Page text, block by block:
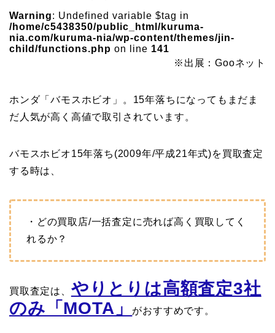
Warning: Undefined variable $tag in
/home/c5438350/public_html/kuruma-
nia.com/kuruma-nia/wp-content/themes/jin-
child/functions.php on line 141
※出展：Gooネット
ホンダ「バモスホビオ」。15年落ちになってもまだま
だ人気が高く高値で取引されています。
バモスホビオ15年落ち(2009年/平成21年式)を買取査定
する時は、
・どの買取店/一括査定に売れば高く買取してく
れるか？
買取査定は、 やりとりは高額査定3社
のみ「MOTA」
がおすすめです。